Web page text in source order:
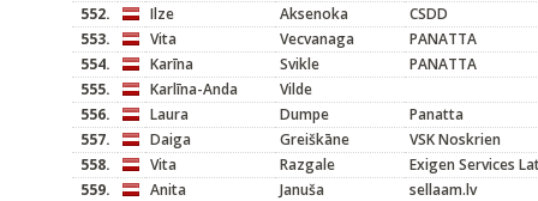
552.
Ilze Aksenoka
CSDD
553.
Vita Vecvanaga
PANATTA
554.
Karīna Svikle
PANATTA
555.
Karlīna-Anda
Vilde
556.
Laura Dumpe
Panatta
557.
Daiga Greiškāne
VSK Noskrien
558.
Vita Razgale
Exigen Services
559.
Anita Januša
sellaam.lv